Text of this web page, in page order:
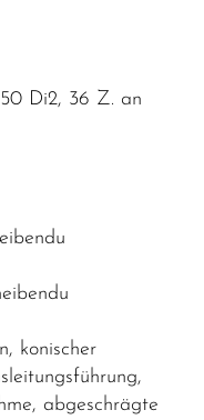
Di2, 36 Z. an
konischer
abgeschrägte